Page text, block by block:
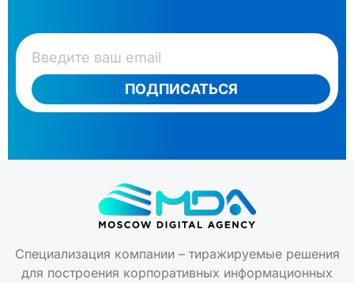
ПОДПИСАТЬСЯ
Специализация компании – тиражируемые решения
для построения корпоративных информационных